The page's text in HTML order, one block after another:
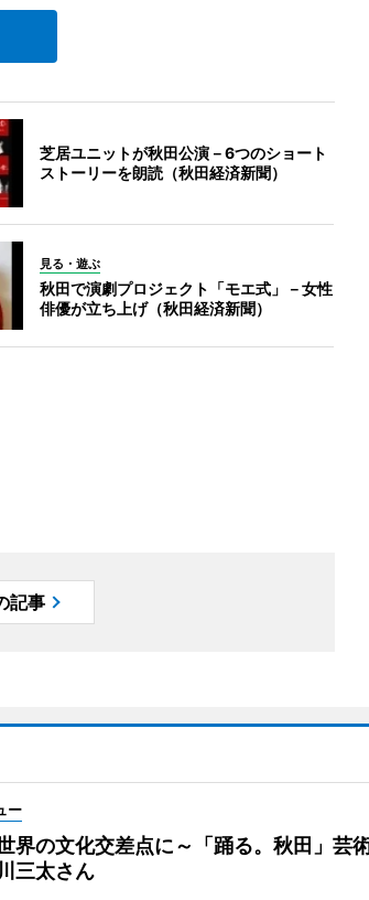
芝居ユニットが秋田公演－6つのショート
ストーリーを朗読（秋田経済新聞）
見る・遊ぶ
秋田で演劇プロジェクト「モエ式」－女性
俳優が立ち上げ（秋田経済新聞）
記事
ー
界の文化交差点に～「踊る。秋田」芸
三太さん